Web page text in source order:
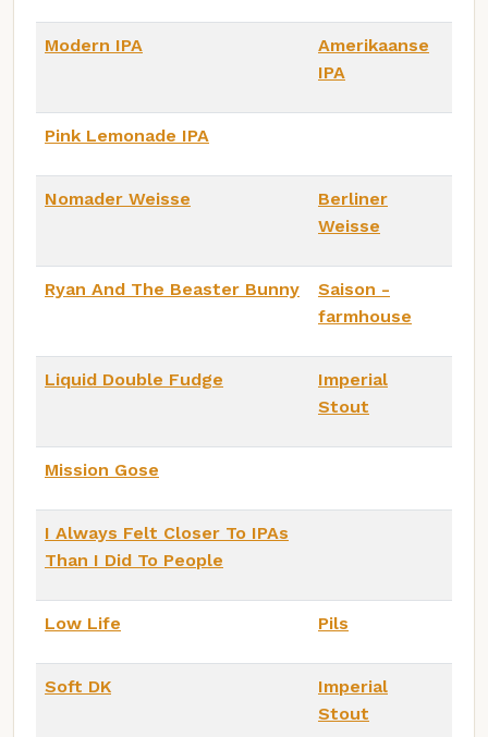
Modern IPA
Amerikaanse
IPA
Pink Lemonade IPA
Nomader Weisse
Berliner
Weisse
Ryan And The Beaster Bunny
Saison -
farmhouse
Liquid Double Fudge
Imperial
Stout
Mission Gose
I Always Felt Closer To IPAs
Than I Did To People
Low Life Pils
Soft DK
Imperial
Stout